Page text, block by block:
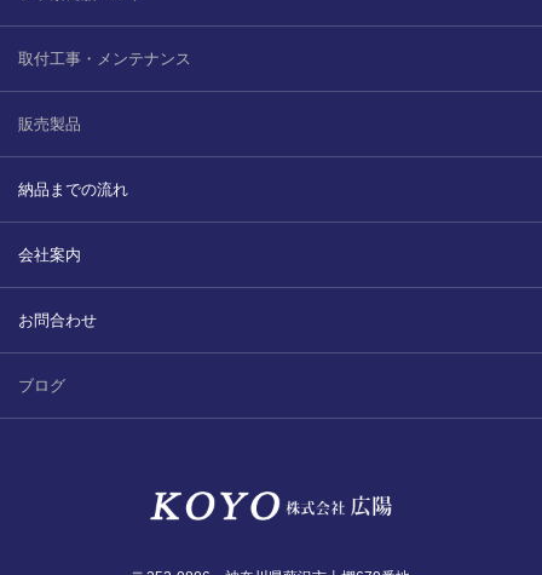
取付工事・メンテナンス
販売製品
納品までの流れ
会社案内
お問合わせ
ブログ